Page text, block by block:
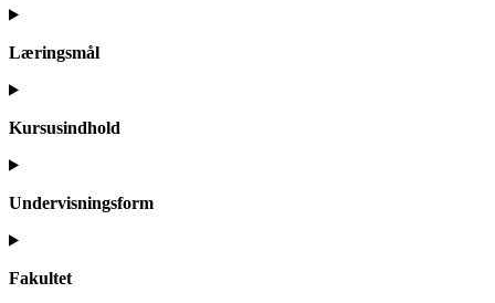
Læringsmål
Kursusindhold
Undervisningsform
Fakultet